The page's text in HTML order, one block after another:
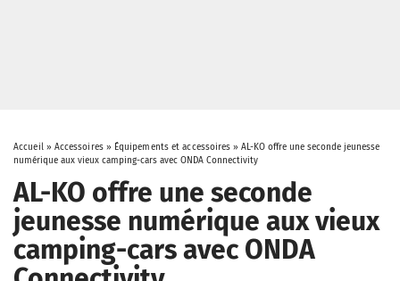
Accueil» Accessoires» Équipements et accessoires »AL-KO offre une seconde jeunesse
numérique aux vieux camping-cars avec ONDA Connectivity
AL-KO offre une seconde
jeunesse numérique aux vieux
camping-cars avec ONDA